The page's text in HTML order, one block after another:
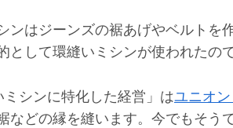
ンはジーンズの裾あげやベルトを
として環縫いミシンが使われたので
ミシンに特化した経営」はユニオ
などの縁を縫います。今でもそうで